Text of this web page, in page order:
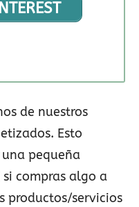
de nuestros
Esto
pequeña
compras algo a
productos/servicios